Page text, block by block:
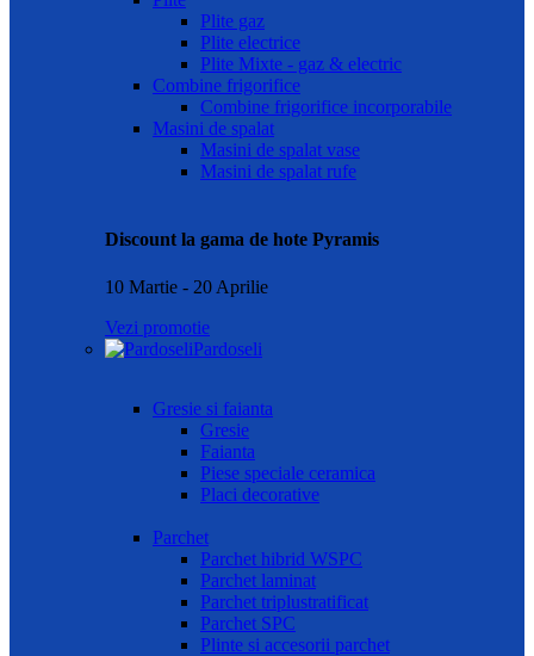
Plite gaz
Plite electrice
Plite Mixte - gaz & electric
Combine frigorifice
Combine frigorifice incorporabile
Masini de spalat
Masini de spalat vase
Masini de spalat rufe
Discount la gama de hote Pyramis
10 Martie - 20 Aprilie
Vezi promotie
Pardoseli
Gresie si faianta
Gresie
Faianta
Piese speciale ceramica
Placi decorative
Parchet
Parchet hibrid WSPC
Parchet laminat
Parchet triplustratificat
Parchet SPC
Plinte si accesorii parchet